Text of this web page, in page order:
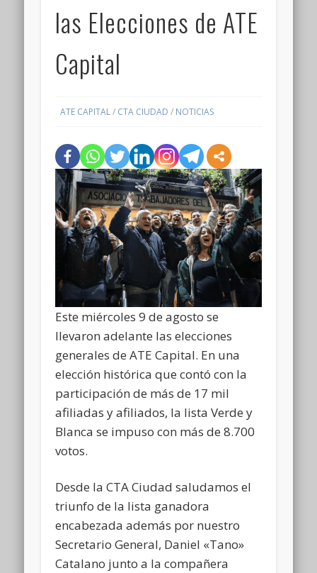
las Elecciones de ATE
Capital
ATE CAPITAL/ CTA CIUDAD / NOTICIAS
Este miércoles 9 de agosto se
llevaron adelante las elecciones
generales de ATE Capital. En una
elección histórica que contó con la
participación de más de 17 mil
afiliadas y afiliados, la lista Verde y
Blanca se impuso con más de 8.700
votos.
Desde la CTA Ciudad saludamos el
triunfo de la lista ganadora
encabezada además por nuestro
Secretario General, Daniel «Tano»
Catalano junto a la compañera